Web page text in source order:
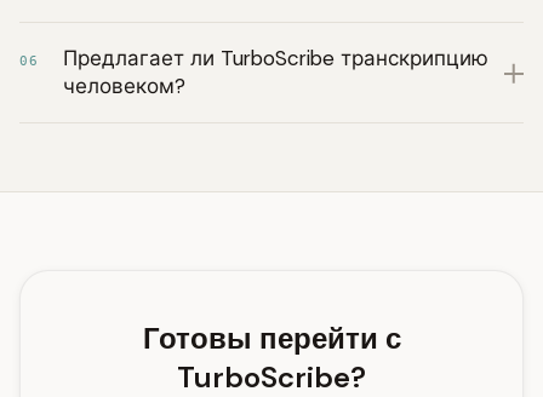
06
Предлагает ли TurboScribe транскрипцию
человеком?
Готовы перейти с
TurboScribe?